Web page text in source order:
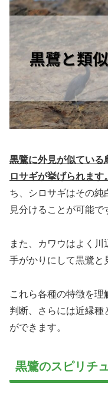
黒鷺に外見が似ている
ロサギが挙げられます。
ち、シロサギはその純
見分けることが可能で
また、カワウはよく
手がかりにして黒鷺と
これら各種の特徴を
判断、さらには近縁種
ができます。
黒鷺のスピリチ